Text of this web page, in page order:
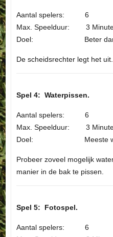
Aantal spelers: 6
Max. Speelduur: 3
Doel: Beter dan
De scheidsrechter legt het uit.
Spel 4: Waterpissen.
Aantal spelers: 6
Max. Speelduur: 3
Doel: Meeste
Probeer zoveel mogelijk
manier in de bak te pissen.
Spel 5: Fotospel.
Aantal spelers: 6